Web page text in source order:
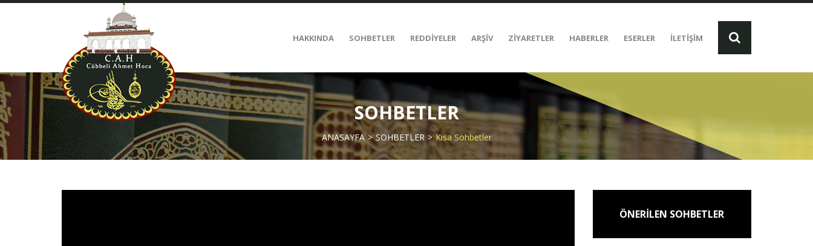
HAKKINDA SOHBETLER REDDİYELER ARŞİV ZİYARETLER HABERLER ESERLER İLETİŞİM
SOHBETLER
ANASAYFA SOHBETLER Kısa Sohbetler
ÖNERİLEN SOHBETLER